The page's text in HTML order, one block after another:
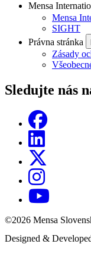
Mensa
Mensa
SIGHT
Právna stránka
Zásady
Sledujte nás
©2026 Mensa
Designed &